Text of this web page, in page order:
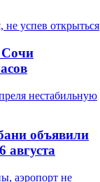
Сочи
объявили
августа